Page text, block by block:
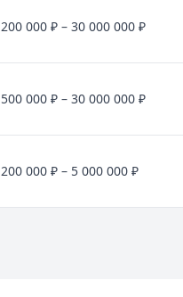
200 000 ₽ – 30 000 000 ₽
500 000 ₽ – 30 000 000 ₽
200 000 ₽ – 5 000 000 ₽